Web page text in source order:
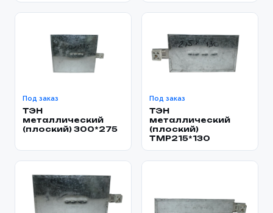
Под заказ
ТЭН
металлический
(плоский) 300*275
Под заказ
ТЭН
металлический
(плоский)
TMP215*130